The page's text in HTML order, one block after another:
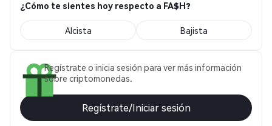
¿Cómo te sientes hoy respecto a FA$H?
Alcista Bajista
Regístrate o inicia sesión para ver más información
sobre criptomonedas.
Regístrate/Iniciar sesión